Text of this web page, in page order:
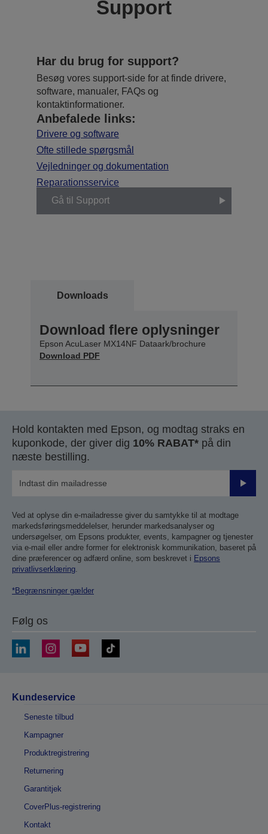
Support
Har du brug for support?
Besøg vores support-side for at finde drivere,
software, manualer, FAQs og
kontaktinformationer.
Anbefalede links:
Drivere og software
Ofte stillede spørgsmål
Vejledninger og dokumentation
Reparationsservice
Gå til Support
Downloads
Download flere oplysninger
Epson AcuLaser MX14NF Dataark/brochure
Download PDF
Hold kontakten med Epson, og modtag straks en
kuponkode, der giver dig 10% RABAT* på din
næste bestilling.
Send
Ved at oplyse din e-mailadresse giver du samtykke til at modtage
markedsføringsmeddelelser, herunder markedsanalyser og
undersøgelser, om Epsons produkter, events, kampagner og tjenester
via e-mail eller andre former for elektronisk kommunikation, baseret på
dine præferencer og adfærd online, som beskrevet i Epsons
privatlivserklæring
*Begrænsninger gælder
Følg os
Kundeservice
Seneste tilbud
Kampagner
Produktregistrering
Returnering
Garantitjek
CoverPlus-registrering
Kontakt